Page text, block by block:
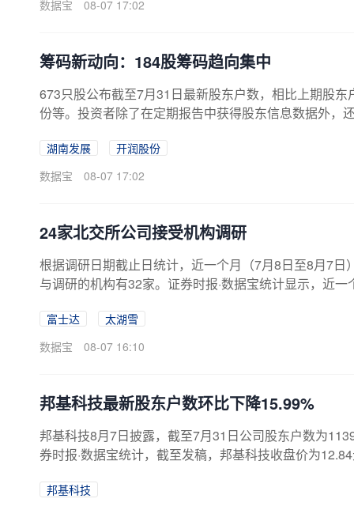
数据宝 08-07 17:02
筹码新动向：184股筹码趋向集中
673只股公布截至7月31日最新股东户数，相比上期股
份等。投资者除了在定期报告中获得股东信息数据外，
稿，共有673家公司公布了截至7月31日股东户数。上
日)筹码集中股监测显示，这些股7月11日以来平均下跌
湖南发展
开润股份
数据宝
08-07 17:02
24家北交所公司接受机构调研
根据调研日期截止日统计，近一个月（7月8日至8月7
与调研的机构有32家。证券时报·数据宝统计显示，近
与调研的机构合计达32家，最受关注；其次是太湖雪
按申万行业分类，获机构调研的北交所公司分属于13
富士达
太湖雪
数据宝
08-07 16:10
邦基科技最新股东户数环比下降15.99%
邦基科技8月7日披露，截至7月31日公司股东户数为
券时报·数据宝统计，截至发稿，邦基科技收盘价为
实现净利润404.22万元，同比下降85.56%，基本每股
邦基科技